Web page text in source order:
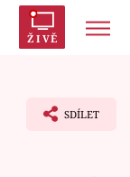
ŽIVĚ
SDÍLET